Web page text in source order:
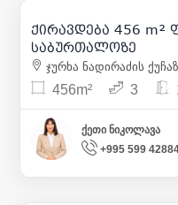
10
ქირავდება 456 m²
საბურთალოზე
ჯურხა ნადირაძის
456m² 3
ქეთი ნიკოლავა
+995 599